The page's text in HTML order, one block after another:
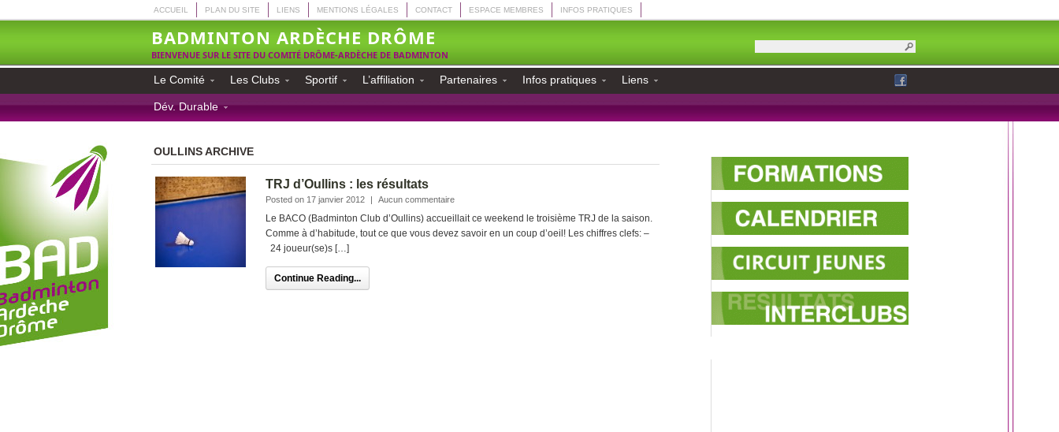
ACCUEIL PLAN DU SITE LIENS MENTIONS LÉGALES CONTACT ESPACE MEMBRES INFOS PRATIQUES
BADMINTON ARDÈCHE DRÔME
BIENVENUE SUR LE SITE DU COMITÉ DRÔME-ARDÈCHE DE BADMINTON
Le Comité Les Clubs Sportif L’affiliation Partenaires Infos pratiques Liens
Dév. Durable
OULLINS ARCHIVE
TRJ d’Oullins : les résultats
Posted on 17 janvier 2012 | Aucun commentaire
Le BACO (Badminton Club d’Oullins) accueillait ce weekend le troisième TRJ de la saison.
Comme à d’habitude, tout ce que vous devez savoir en un coup d’oeil! Les chiffres clefs: –
24 joueur(se)s […]
Continue Reading...